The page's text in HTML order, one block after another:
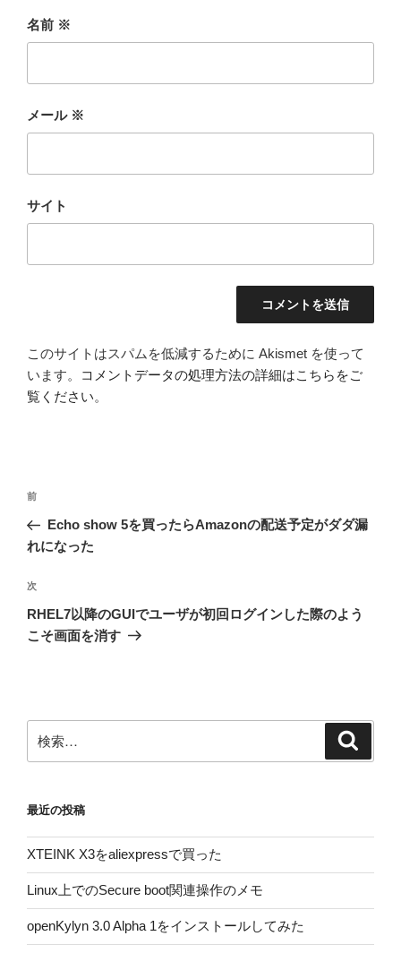
名前 ※
メール ※
サイト
このサイトはスパムを低減するために Akismet を使って
います。
コメントデータの処理方法の詳細はこちらをご
覧ください。
投
ナ
ゲ
ー
シ
前
の
投
前
Echo show 5を買ったらAmazonの配送予定がダダ漏
れになった
次
の
投
次
RHEL7以降のGUIでユーザが初回ログインした際のよう
こそ画面を消す
索:
最近の投稿
XTEINK X3をaliexpressで買った
Linux上でのSecure boot関連操作のメモ
openKylyn 3.0 Alpha 1をインストールしてみた